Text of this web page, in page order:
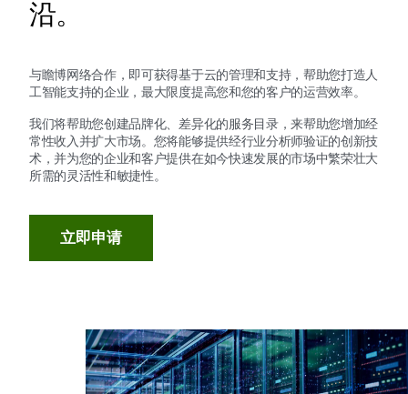
沿。
与瞻博网络合作，即可获得基于云的管理和支持，帮助您打造人
工智能支持的企业，最大限度提高您和您的客户的运营效率。
我们将帮助您创建品牌化、差异化的服务目录，来帮助您增加经
常性收入并扩大市场。您将能够提供经行业分析师验证的创新技
术，并为您的企业和客户提供在如今快速发展的市场中繁荣壮大
所需的灵活性和敏捷性。
立即申请